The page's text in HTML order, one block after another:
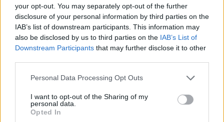
your opt-out. You may separately opt-out of the further
disclosure of your personal information by third parties on the
IAB’s list of downstream participants. This information may
also be disclosed by us to third parties on the IAB’s List of
Downstream Participants that may further disclose it to other
Personal Data Processing Opt Outs
I want to opt-out of the Sharing of my
personal data.
Opted In
Szerzői jogok
Adatvédelmi tájékoztató
Cookie-kezelési tájékoztató
Hozzászólási szabályzat
Nyomtatott lapjaink archívuma
Székely Hírmondó archívuma